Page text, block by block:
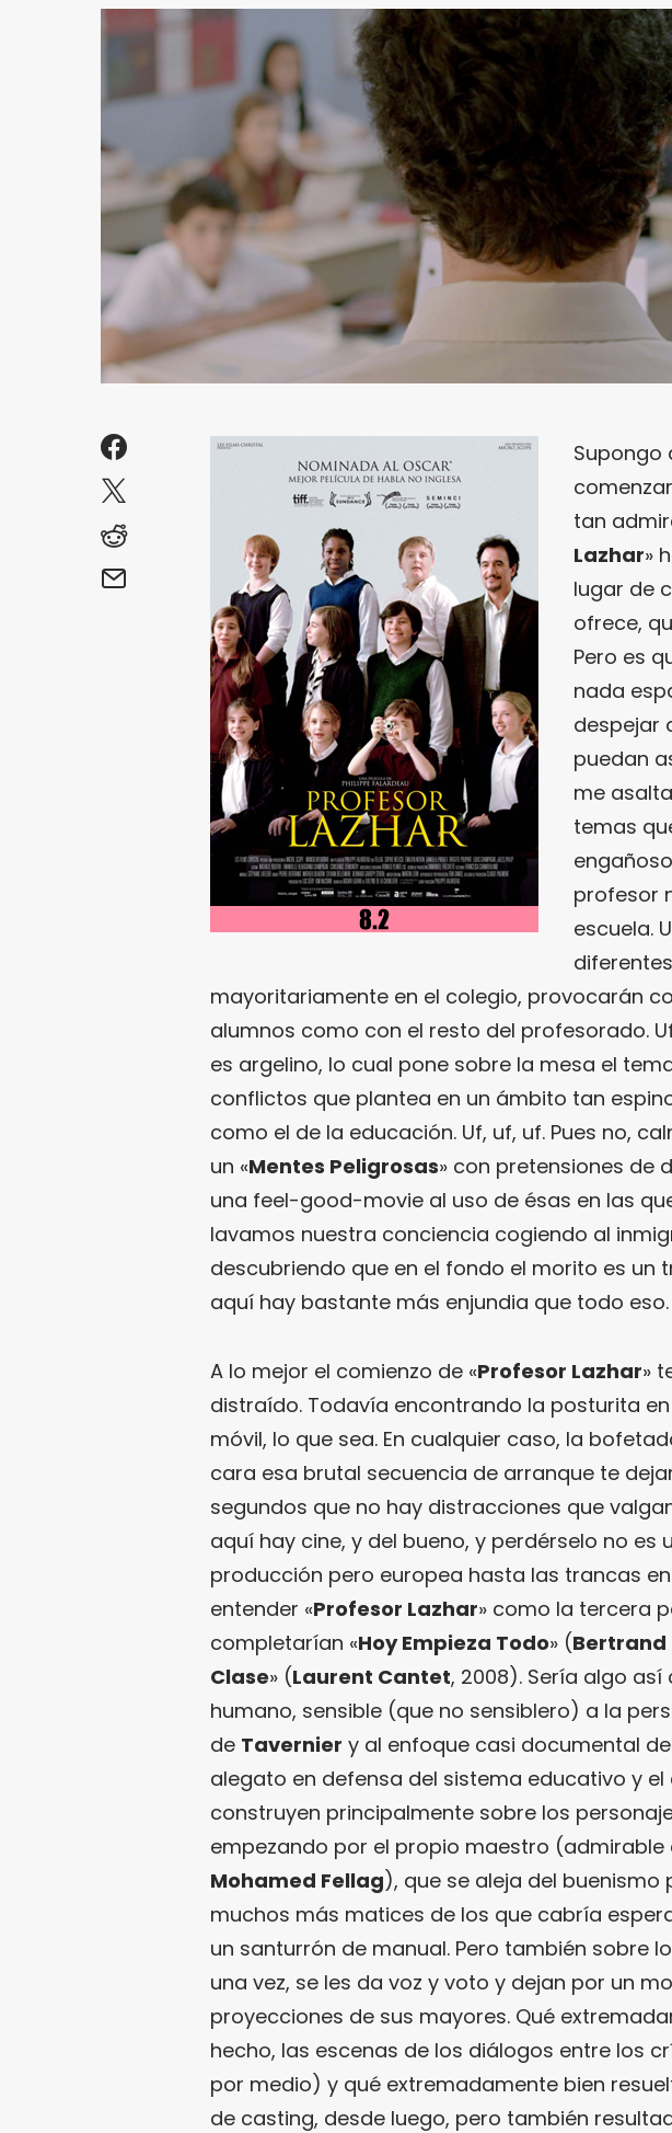
Supongo
tan
Lazhar»
lugar de
ofrece,
Pero es
nada
despejar
puedan
me
temas
profesor
escuela.
mayoritariamente en el colegio, provocarán
alumnos como con el resto del profesorado.
es argelino, lo cual pone sobre la mesa el
conflictos que plantea en un ámbito tan
como el de la educación. Uf, uf, uf. Pues no,
un «Mentes Peligrosas» con pretensiones de
una feel-good-movie al uso de ésas en las
lavamos nuestra conciencia cogiendo al
descubriendo que en el fondo el morito es un
aquí hay bastante más enjundia que todo
A lo mejor el comienzo de «Profesor Lazhar»
distraído. Todavía encontrando la posturita
móvil, lo que sea. En cualquier caso, la
cara esa brutal secuencia de arranque te
segundos que no hay distracciones que
aquí hay cine, y del bueno, y perdérselo no es
producción pero europea hasta las trancas
entender «Profesor Lazhar» como la tercera
completarían «Hoy Empieza Todo» (Bertrand
Clase» (Laurent Cantet, 2008). Sería algo
humano, sensible (que no sensiblero) a la
de Tavernier y al enfoque casi documental
alegato en defensa del sistema educativo y
construyen principalmente sobre los
empezando por el propio maestro
Mohamed Fellag), que se aleja del buenismo
muchos más matices de los que cabría
un santurrón de manual. Pero también sobre
una vez, se les da voz y voto y dejan por un
proyecciones de sus mayores. Qué
hecho, las escenas de los diálogos entre los
por medio) y qué extremadamente bien
de casting, desde luego, pero también